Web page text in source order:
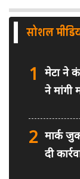
सोशल
1
मेटा ने
ने मांगी
2 मार्क
दी